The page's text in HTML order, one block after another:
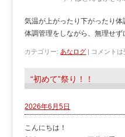
気温が上がったり下がったり体
体調管理をしながら、無理せず
カテゴリー: あなログ | コメントは
“初めて”祭り！！
2026年6月5日
こんにちは！